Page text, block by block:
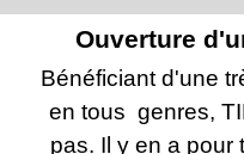
Ouverture
Bénéficiant d'une
en tous genres,
pas. Il y en a pour